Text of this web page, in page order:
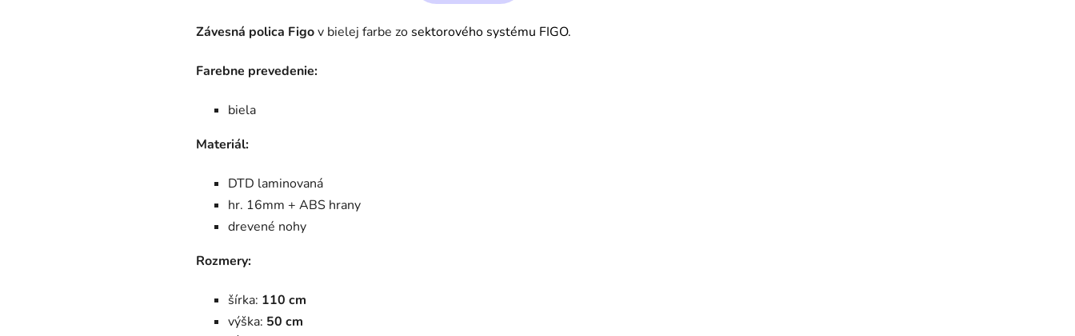
Závesná polica Figov bielej farbe zo sektorového systému FIGO.
Farebne prevedenie:
biela
Materiál:
DTD laminovaná
hr. 16mm + ABS hrany
drevené nohy
Rozmery:
šírka: 110 cm
výška: 50 cm